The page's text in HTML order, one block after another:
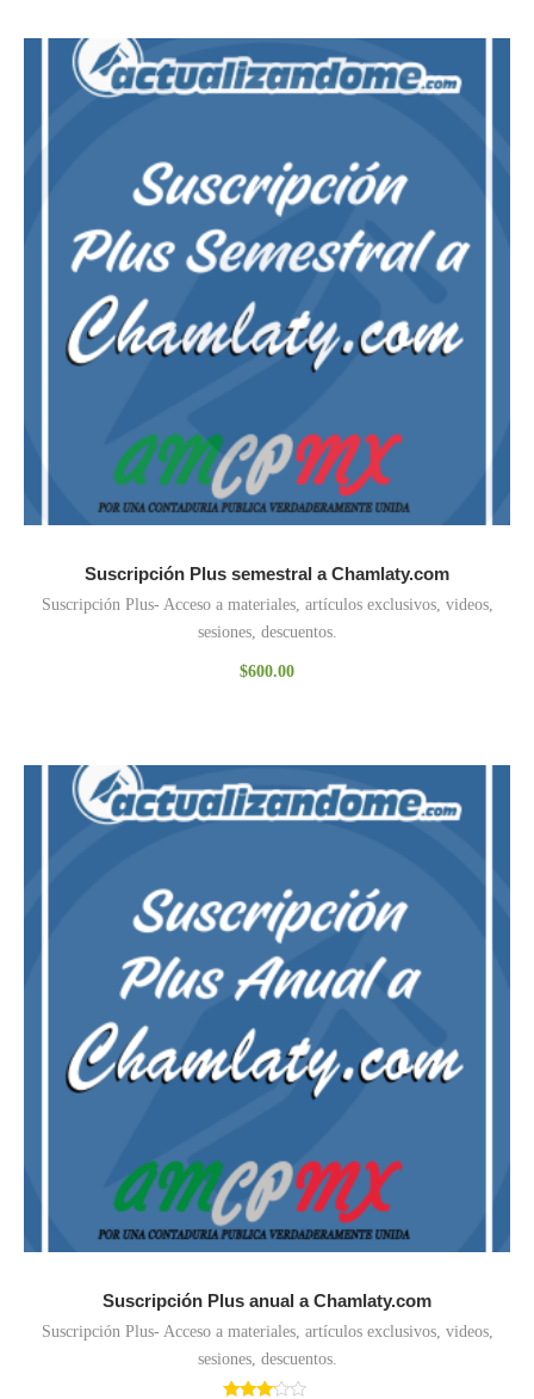
Suscripción Plus semestral a Chamlaty.com
Suscripción Plus- Acceso a materiales, artículos exclusivos, videos,
sesiones, descuentos.
$600.00
Suscripción Plus anual a Chamlaty.com
Suscripción Plus- Acceso a materiales, artículos exclusivos, videos,
sesiones, descuentos.